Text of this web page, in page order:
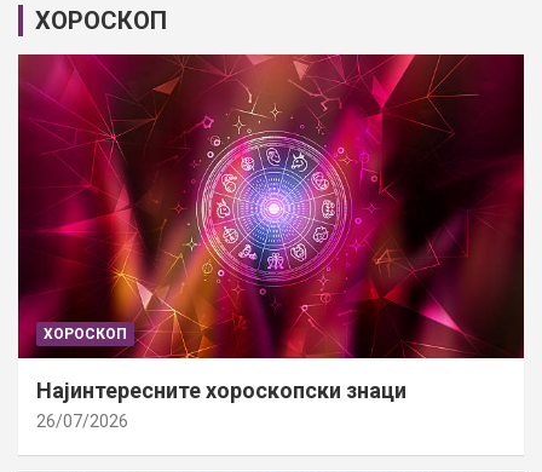
ХОРОСКОП
ХОРОСКОП
Најинтересните хороскопски знаци
26/07/2026